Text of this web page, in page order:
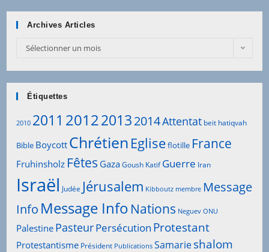
Archives Articles
Archives
Sélectionner un mois
Étiquettes
2010 2011 201220132014Attentat beit hatiqvah
Bible Boycott Chrétien Egliseflotille France
Fruhinsholz Fêtes GazaGoush Katif Guerre Iran
Israël Judée Jérusalem Kibboutz membre Message
Info Message Info Nations Neguev ONU
Palestine PasteurPersécution Protestant
Protestantisme Président Publications Samarieshalom